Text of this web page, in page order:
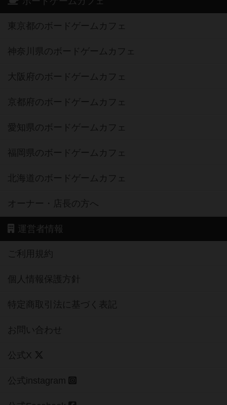
東京都のボードゲームカフェ
神奈川県のボードゲームカフェ
大阪府のボードゲームカフェ
京都府のボードゲームカフェ
愛知県のボードゲームカフェ
福岡県のボードゲームカフェ
北海道のボードゲームカフェ
オーナー・店長の方へ
運営者情報
ご利用規約
個人情報保護方針
特定商取引法に基づく表記
お問い合わせ
公式X
公式instagram